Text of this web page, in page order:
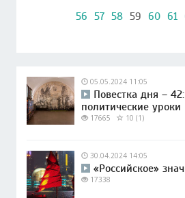
56 57 58 59 60 61
05.05.2024 11:05
Повестка дня –
политические уроки
17665 10 (1)
30.04.2024 14:05
«Российское»
17338